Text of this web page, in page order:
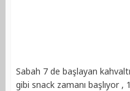
Sabah 7 de başlayan
gibi snack zamanı başlıyor